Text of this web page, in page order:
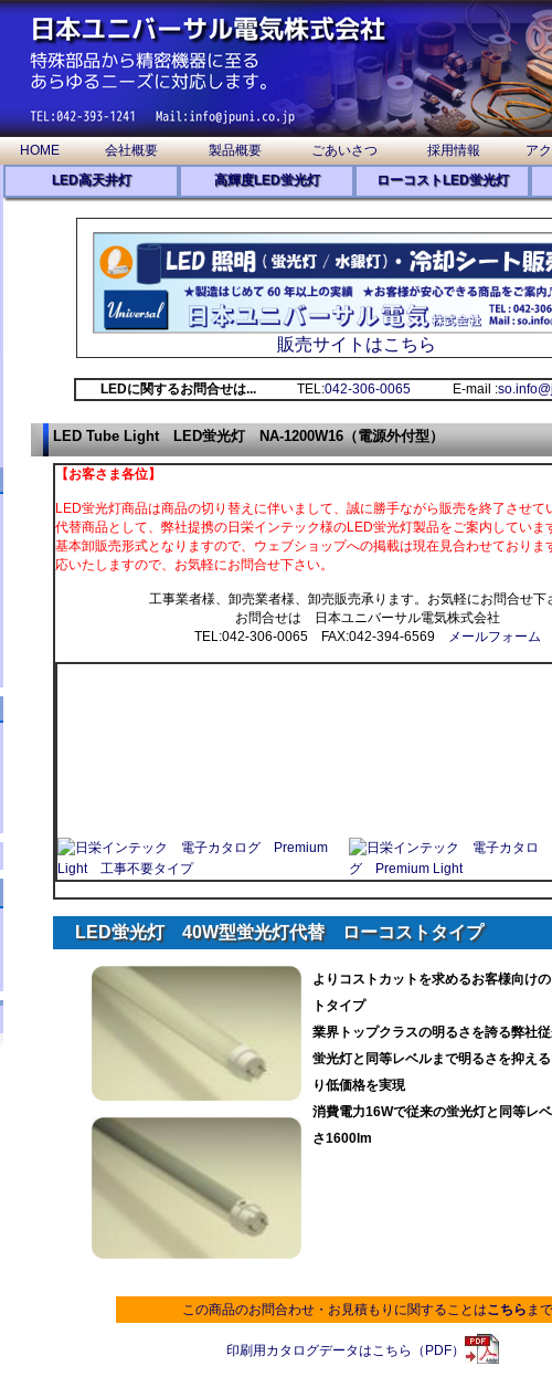
HOME 会社概要 製品概要 ごあいさつ 採用情報 ア
LED高天井灯 高輝度LED蛍光灯 ローコストLED蛍光灯
販売サイトはこちら
LEDに関するお問合せは... TEL:042-306-0065 E-mail :
LED Tube Light LED蛍光灯 NA-1200W16（電源外付型）
【お客さま各位】
LED蛍光灯商品は商品の切り替えに伴いまして、誠に勝手ながら販売を終了させて
代替商品として、弊社提携の日栄インテック様のLED蛍光灯製品をご案内していま
基本卸販売形式となりますので、ウェブショップへの掲載は現在見合わせておりま
応いたしますので、お気軽にお問合せ下さい。
工事業者様、卸売業者様、卸売販売承ります。お気軽にお問合せ下
お問合せは 日本ユニバーサル電気株式会社
TEL:042-306-0065 FAX:042-394-6569
メールフォーム
LED蛍光灯 40W型蛍光灯代替 ローコストタイプ
よりコストカットを求めるお客様向け
トタイプ
業界トップクラスの明るさを誇る弊社
蛍光灯と同等レベルまで明るさを抑え
り低価格を実現
消費電力16Wで従来の蛍光灯と同等レ
さ1600lm
この商品のお問合わせ・お見積もりに関することはこちら まで
印刷用カタログデータはこちら（PDF）